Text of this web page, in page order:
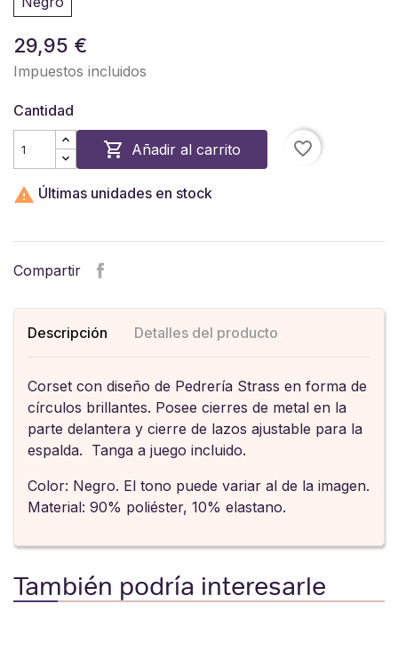
29,95 €
Impuestos incluidos
Cantidad
 Añadir al carrito favorite_border
 Últimas unidades en stock
Compartir
Descripción Detalles del producto
Corset con diseño de Pedrería Strass en forma de
círculos brillantes. Posee cierres de metal en la
parte delantera y cierre de lazos ajustable para la
espalda. Tanga a juego incluido.
Color: Negro. El tono puede variar al de la imagen.
Material: 90% poliéster, 10% elastano.
También podría interesarle